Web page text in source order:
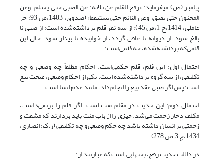
پیامبر (ص) می­فرماید: «رفع القلم عن ثلاثة: عن الصبی حتی یحتلم، وعن
المجنون حتی یفیق، وعن النائم حتی یستیقظ» (صدوق، 1403،ص 93؛ حر
عاملی، 1414،ج 1،ص 45)؛ از سه نفر قلم برداشته‌شده است: از صبی تا
بالغ شود، از دیوانه تا عاقل گردد، از خوابیده تا بیدار شود. حال این
قلمی‌‌که برداشته‌شده، چه قلمی‌‌است:
احتمال اول: این قلم، قلم حکمی‌‌است. احکام مطلقاً چه وضعی و چه
تکلیفی، از سه گروه برداشته‌شده است. یکی از احکام وضعی، صحت بیع
است؛ پس اگر صبی عقد بیع را انجام داد، مانند عدم انشا است.
احتمال دوم: این حدیث در مقام منت است. اگر قلم را بر‌نمی‌داشت،
مکلف دچار زحمت می‌شد. چیزی را از باب منت باید بردارند که مشقت و
زحمتی بر انسان داشته باشد چه حکم وضعی و چه تکلیفی (ر.ک: انصاری،
1434،ج 3،ص 278).
در دلالت حدیث رفع، بحثهایی است که عبارتند از: